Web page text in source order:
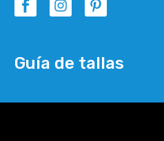
Guía de tallas